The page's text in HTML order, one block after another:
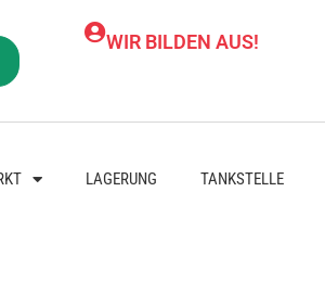
WIR BILDEN AUS!
LAGERUNG TANKSTELLE